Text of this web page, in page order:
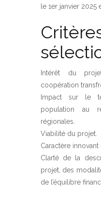
le 1er janvier 2025
Intérêt du
coopération
Impact sur le
population au
régionales.
Viabilité du projet.
Caractère innovant
Clarté de la
projet, des
de l’équilibre